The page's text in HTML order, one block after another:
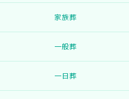
家族葬
一般葬
一日葬